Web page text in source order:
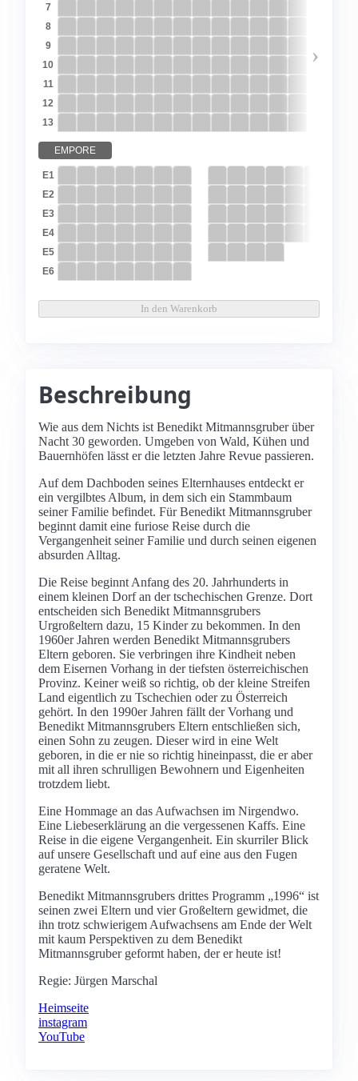
7
8
9
10
11
12
13
EMPORE
E1
E2
E3
E4
E5
E6
›
In den Warenkorb
Beschreibung
Wie aus dem Nichts ist Benedikt Mitmannsgruber über
Nacht 30 geworden. Umgeben von Wald, Kühen und
Bauernhöfen lässt er die letzten Jahre Revue passieren.
Auf dem Dachboden seines Elternhauses entdeckt er
ein vergilbtes Album, in dem sich ein Stammbaum
seiner Familie befindet. Für Benedikt Mitmannsgruber
beginnt damit eine furiose Reise durch die
Vergangenheit seiner Familie und durch seinen eigenen
absurden Alltag.
Die Reise beginnt Anfang des 20. Jahrhunderts in
einem kleinen Dorf an der tschechischen Grenze. Dort
entscheiden sich Benedikt Mitmannsgrubers
Urgroßeltern dazu, 15 Kinder zu bekommen. In den
1960er Jahren werden Benedikt Mitmannsgrubers
Eltern geboren. Sie verbringen ihre Kindheit neben
dem Eisernen Vorhang in der tiefsten österreichischen
Provinz. Keiner weiß so richtig, ob der kleine Streifen
Land eigentlich zu Tschechien oder zu Österreich
gehört. In den 1990er Jahren fällt der Vorhang und
Benedikt Mitmannsgrubers Eltern entschließen sich,
einen Sohn zu zeugen. Dieser wird in eine Welt
geboren, in die er nie so richtig hineinpasst, die er aber
mit all ihren schrulligen Bewohnern und Eigenheiten
trotzdem liebt.
Eine Hommage an das Aufwachsen im Nirgendwo.
Eine Liebeserklärung an die vergessenen Kaffs. Eine
Reise in die eigene Vergangenheit. Ein skurriler Blick
auf unsere Gesellschaft und auf eine aus den Fugen
geratene Welt.
Benedikt Mitmannsgrubers drittes Programm „1996“ ist
seinen zwei Eltern und vier Großeltern gewidmet, die
ihn trotz schwierigem Aufwachsens am Ende der Welt
mit kaum Perspektiven zu dem Benedikt
Mitmannsgruber geformt haben, der er heute ist!
Regie: Jürgen Marschal
Heimseite
instagram
YouTube